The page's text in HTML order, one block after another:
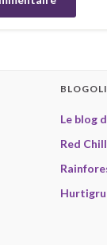
Le blog
Red